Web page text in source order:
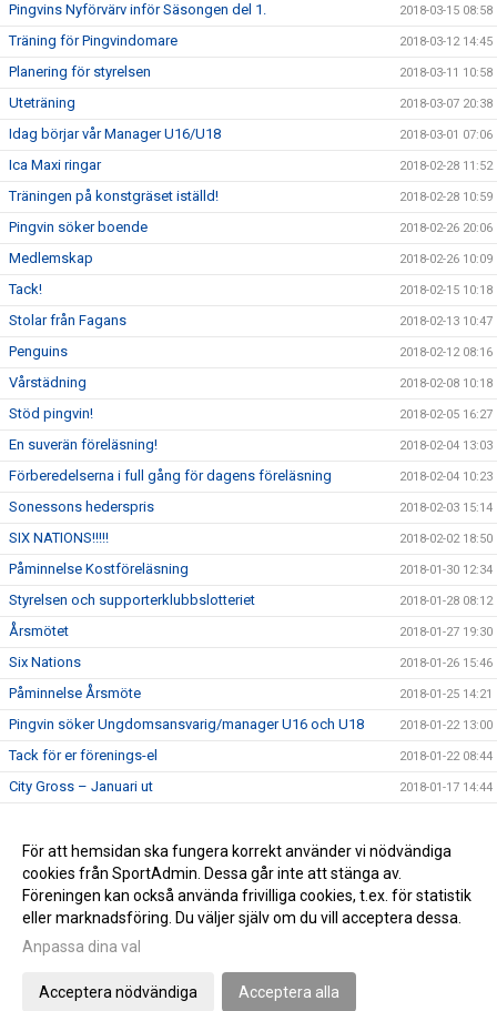
Pingvins Nyförvärv inför Säsongen del 1. 2018-03-15 08:58
Träning för Pingvindomare 2018-03-12 14:45
Planering för styrelsen 2018-03-11 10:58
Uteträning 2018-03-07 20:38
Idag börjar vår Manager U16/U18 2018-03-01 07:06
Ica Maxi ringar 2018-02-28 11:52
Träningen på konstgräset iställd! 2018-02-28 10:59
Pingvin söker boende 2018-02-26 20:06
Medlemskap 2018-02-26 10:09
Tack! 2018-02-15 10:18
Stolar från Fagans 2018-02-13 10:47
Penguins 2018-02-12 08:16
Vårstädning 2018-02-08 10:18
Stöd pingvin! 2018-02-05 16:27
En suverän föreläsning! 2018-02-04 13:03
Förberedelserna i full gång för dagens föreläsning 2018-02-04 10:23
Sonessons hederspris 2018-02-03 15:14
SIX NATIONS!!!!! 2018-02-02 18:50
Påminnelse Kostföreläsning 2018-01-30 12:34
Styrelsen och supporterklubbslotteriet 2018-01-28 08:12
Årsmötet 2018-01-27 19:30
Six Nations 2018-01-26 15:46
Påminnelse Årsmöte 2018-01-25 14:21
Pingvin söker Ungdomsansvarig/manager U16 och U18 2018-01-22 13:00
Tack för er förenings-el 2018-01-22 08:44
City Gross – Januari ut 2018-01-17 14:44
Pingvin söker boende 2018-01-17 14:42
Välkommen till pingvins nya sida 2018-01-07 11:10
Gå till Webbversion
För att hemsidan ska fungera korrekt använder vi nödvändiga
cookies från SportAdmin. Dessa går inte att stänga av.
Föreningen kan också använda frivilliga cookies, t.ex. för statistik
eller marknadsföring. Du väljer själv om du vill acceptera dessa.
Anpassa dina val
Acceptera nödvändiga Acceptera alla